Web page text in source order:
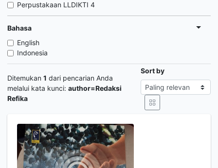
Perpustakaan LLDIKTI 4
Bahasa
English
Indonesia
Ditemukan 1 dari pencarian Anda
melalui kata kunci: author=Redaksi
Refika
Sort by